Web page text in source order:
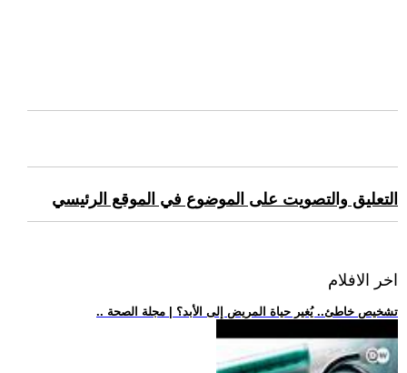
التعليق والتصويت على الموضوع في الموقع الرئيسي
اخر الافلام
.. تشخيص خاطئ.. يُغير حياة المريض إلى الأبد؟ | مجلة الصحة